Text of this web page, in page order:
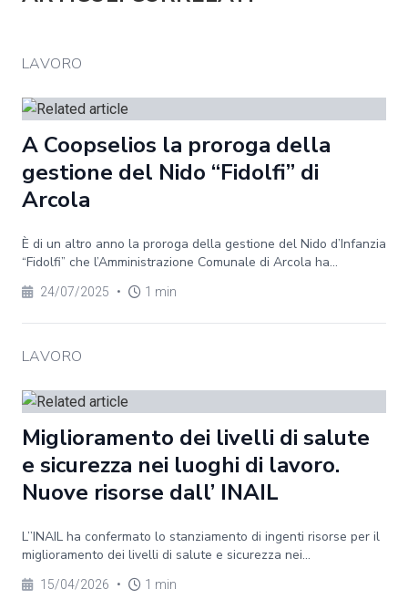
LAVORO
A Coopselios la proroga della
gestione del Nido “Fidolfi” di
Arcola
È di un altro anno la proroga della gestione del Nido d’Infanzia
“Fidolfi” che l’Amministrazione Comunale di Arcola ha...
24/07/2025 • 1 min
LAVORO
Miglioramento dei livelli di salute
e sicurezza nei luoghi di lavoro.
Nuove risorse dall’ INAIL
L’’INAIL ha confermato lo stanziamento di ingenti risorse per il
miglioramento dei livelli di salute e sicurezza nei...
15/04/2026 • 1 min